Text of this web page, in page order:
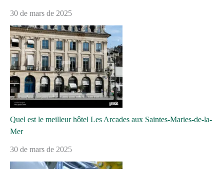
30 de mars de 2025
Quel est le meilleur hôtel Les Arcades aux Saintes-Maries-de-la-
Mer
30 de mars de 2025